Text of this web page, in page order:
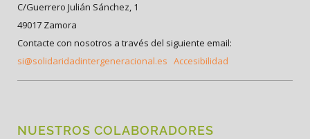
C/Guerrero Julián Sánchez, 1
49017 Zamora
Contacte con nosotros a través del siguiente email:
si@solidaridadintergeneracional.es Accesibilidad
NUESTROS COLABORADORES